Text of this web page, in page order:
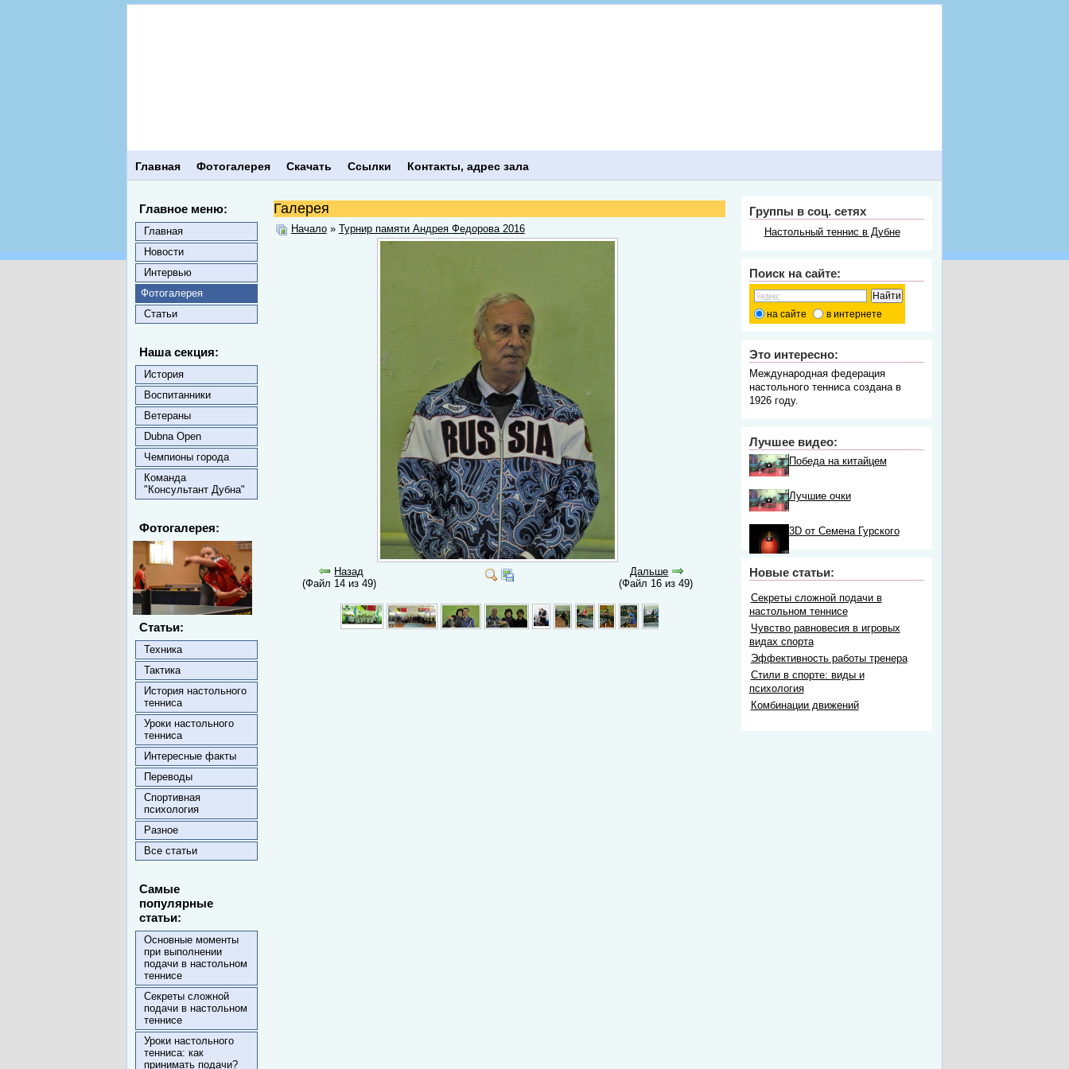
Главная Фотогалерея Скачать Ссылки Контакты, адрес зала
Главное меню:
Главная
Новости
Интервью
Фотогалерея
Статьи
Наша секция:
История
Воспитанники
Ветераны
Dubna Open
Чемпионы города
Команда
"Консультант Дубна"
Фотогалерея:
Статьи:
Техника
Тактика
История настольного
тенниса
Уроки настольного
тенниса
Интересные факты
Переводы
Спортивная
психология
Разное
Все статьи
Самые
популярные
статьи:
Основные моменты
при выполнении
подачи в настольном
теннисе
Секреты сложной
подачи в настольном
теннисе
Уроки настольного
тенниса: как
принимать подачи?
Галерея
Начало» Турнир памяти Андрея Федорова 2016
Назад
(Файл 14 из 49)
Дальше
(Файл 16 из 49)
Группы в соц. сетях
Настольный теннис в Дубне
Поиск на сайте:
на сайте в интернете
Это интересно:
Международная федерация
настольного тенниса создана в
1926 году.
Лучшее видео:
Победа на китайцем
Лучшие очки
3D от Семена Гурского
Новые статьи:
Секреты сложной подачи в
настольном теннисе
Чувство равновесия в игровых
видах спорта
Эффективность работы тренера
Стили в спорте: виды и
психология
Комбинации движений